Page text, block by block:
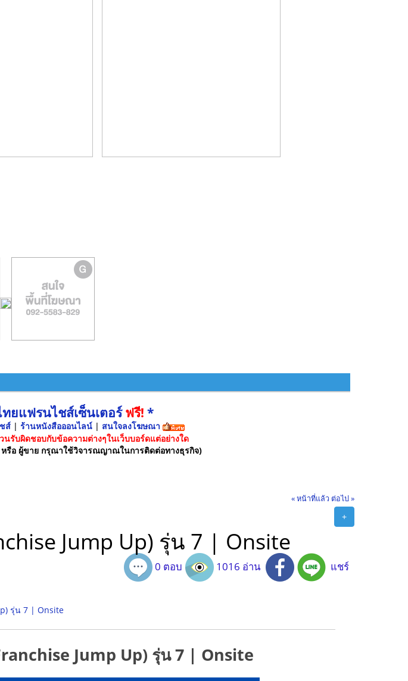
ยแฟรนไชส์เซ็นเตอร์ฟรี! *
ส์ | ร้านหนังสือออนไลน์ | สนใจลงโฆษณา
รับผิดชอบกับข้อความต่างๆในเว็บบอร์ดแต่อย่างใด
หรือ ผู้ขาย กรุณาใช้วิจารณญาณในการติดต่อทางธุรกิจ)
« หน้าที่แล้ว ต่อไป »
+
Jump Up) รุ่น 7 | Onsite
0 ตอบ 1016 อ่าน แชร์
รุ่น 7 | Onsite
Jump Up) รุ่น 7 | Onsite